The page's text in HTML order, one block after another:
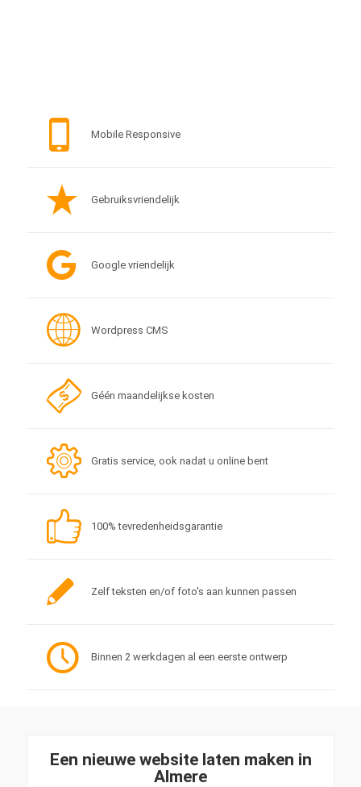
Mobile Responsive
Gebruiksvriendelijk
Google vriendelijk
Wordpress CMS
Géén maandelijkse kosten
Gratis service, ook nadat u online bent
100% tevredenheidsgarantie
Zelf teksten en/of foto's aan kunnen passen
Binnen 2 werkdagen al een eerste ontwerp
Een nieuwe website laten maken in
Almere